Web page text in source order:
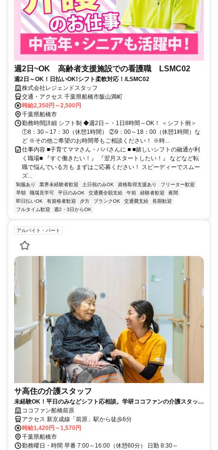
週2日~OK 高齢者支援施設での看護職 LSMC02
週2日～OK！日払いOK!シフト柔軟対応！/LSMC02
株式会社レジェンドスタッフ
交通・アクセス 千葉県船橋市飯山満町
時給2,350円～2,500円
千葉県船橋市
勤務時間詳細 シフト制 ◆週2日～・1日8時間～OK！ ＜シフト例＞
①8：30～17：30（休憩1時間） ②9：00～18：00（休憩1時間）な
ど ※その他ご希望のお時間帯もご相談ください！ ※時...
仕事内容 ■子育てママさん・パパさんに ■ ■嬉しいシフトの融通が利
く職場■ 『すぐ働きたい！』 『翌月スタートしたい！』 などなど転
職で悩んでいる方も まずはご応募ください！ スピーディーでスムー
ズ...
制服あり 業界未経験者歓迎 土日祝のみOK 資格取得支援あり
フリーター歓迎
早朝
職場見学可 平日のみOK 交通費全額支給 午前 経験者歓迎
夜間
即日払いOK
有資格者歓迎 夕方 ブランクOK 交通費支給
長期歓迎
フルタイム歓迎
週2・3日からOK
アルバイト・パート
サ高住の介護スタッフ
未経験OK！平日のみなどシフト応相談。学研ココファンの介護スタッフ
（アルバイト・パート）求人
ココファン船橋前原
アクセス 新京成線「前原」駅から徒歩6分
時給1,420円～1,570円
千葉県船橋市
勤務曜日・時間 早番 7:00～16:00（休憩60分） 日勤 8:30～